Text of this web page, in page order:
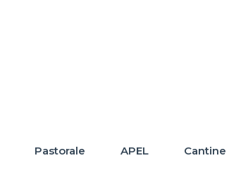
Pastorale APEL Cantine